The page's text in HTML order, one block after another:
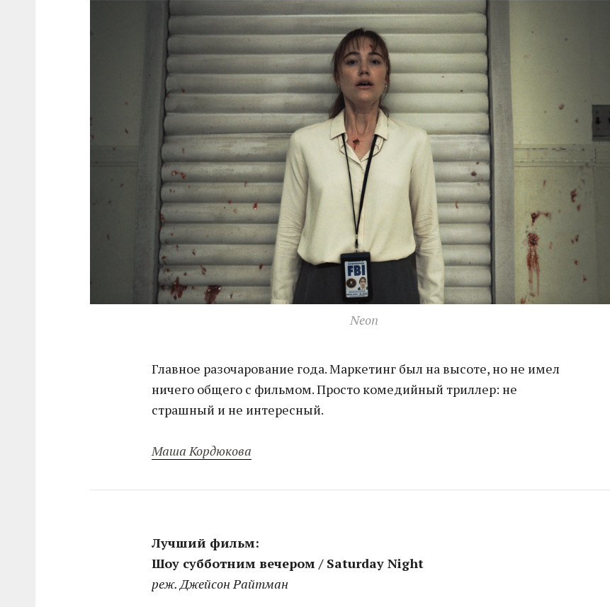
Neon
Главное разочарование года. Маркетинг был на высоте, но не имел
ничего общего с фильмом. Просто комедийный триллер: не
страшный и не интересный.
Маша Кордюкова
Лучший фильм:
Шоу субботним вечером / Saturday Night
реж. Джейсон Райтман